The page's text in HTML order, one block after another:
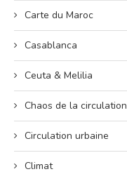
Carte du Maroc
Casablanca
Ceuta & Melilia
Chaos de la circulation
Circulation urbaine
Climat